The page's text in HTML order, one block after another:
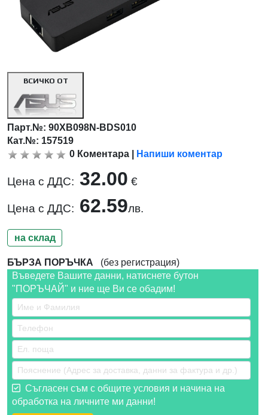
ВСИЧКО ОТ
Парт.№:90XB098N-BDS010
Кат.№: 157519
0 Коментара Напиши коментар
Цена с ДДС: 32.00 €
Цена с ДДС: 62.59лв.
на склад
БЪРЗА ПОРЪЧКА (без регистрация)
Въведете Вашите данни, натиснете бутон
"ПОРЪЧАЙ" и ние ще Ви се обадим!
Съгласен съм с общите условия и начина на
обработка на личните ми данни!